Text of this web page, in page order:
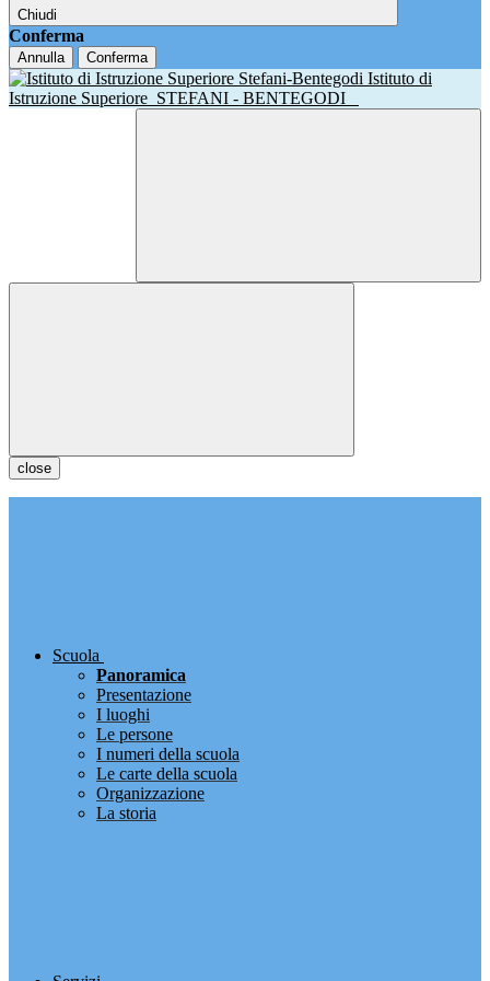
Chiudi
Conferma
Annulla Conferma
Istituto di
Istruzione Superiore STEFANI - BENTEGODI
close
Scuola
Panoramica
Presentazione
I luoghi
Le persone
I numeri della scuola
Le carte della scuola
Organizzazione
La storia